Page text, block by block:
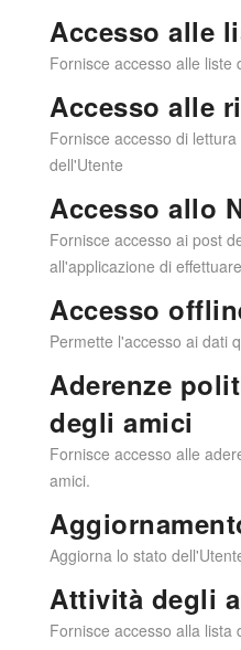
Accesso alle
Fornisce accesso alle liste
Accesso alle
Fornisce accesso di
dell'Utente
Accesso allo
Fornisce accesso ai post
all'applicazione di
Accesso
Permette l'accesso ai dati
Aderenze
degli amici
Fornisce accesso alle
amici.
Aggiorna lo stato
Attività degli
Fornisce accesso alla lista